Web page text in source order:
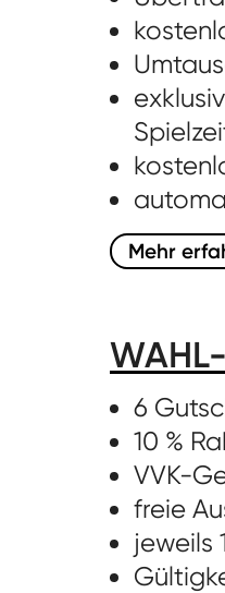
Mehr
6
10 %
VVK-
freie
jeweils